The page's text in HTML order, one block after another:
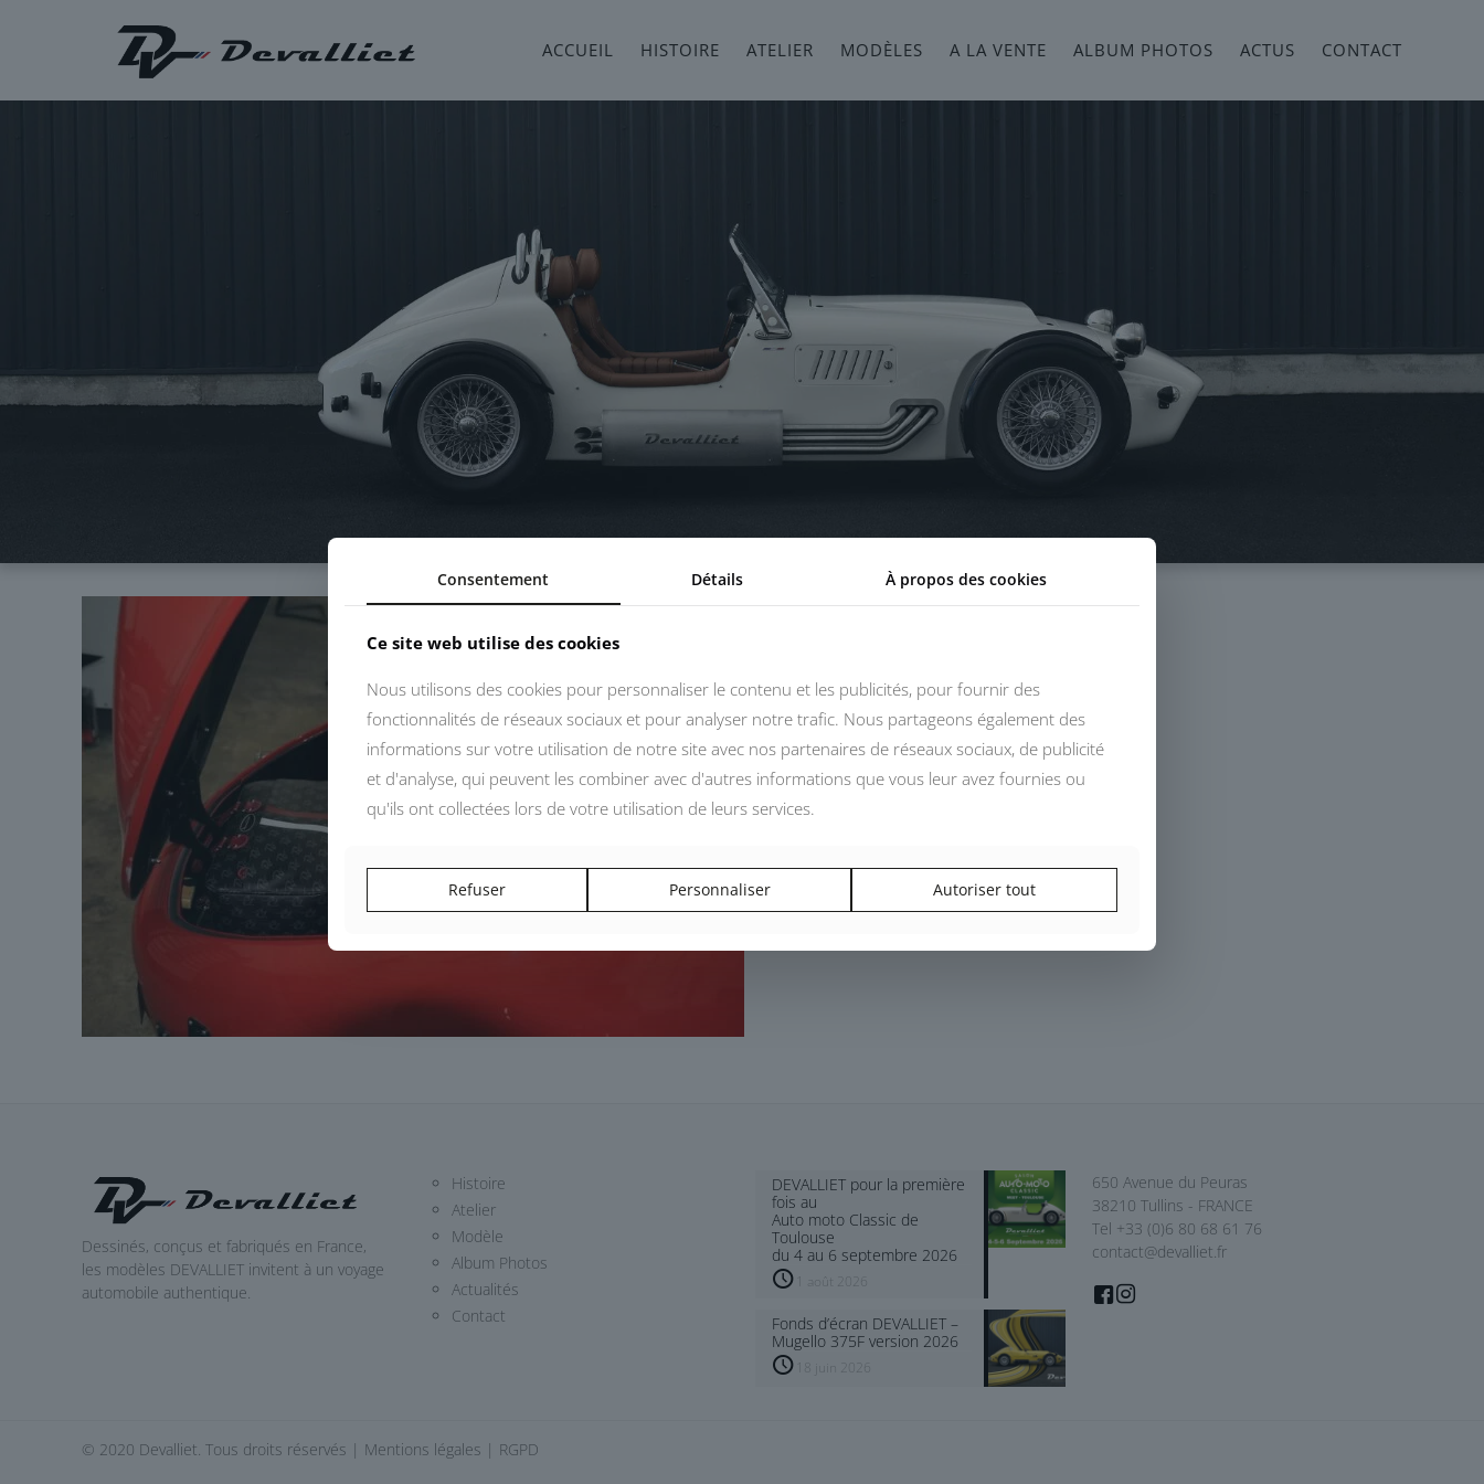
ACCUEIL HISTOIRE ATELIER MODÈLES A LA VENTE ALBUM PHOTOS ACTUS CONTACT
Dessinés, conçus et fabriqués en France,
les modèles DEVALLIET invitent à un voyage
automobile authentique.
Histoire
Atelier
Modèle
Album Photos
Actualités
Contact
DEVALLIET pour la première
fois au
Auto moto Classic de
Toulouse
du 4 au 6 septembre 2026
1 août 2026
Fonds d’écran DEVALLIET –
Mugello 375F version 2026
18 juin 2026
650 Avenue du Peuras
38210 Tullins - FRANCE
Tel +33 (0)6 80 68 61 76
contact@devalliet.fr
© 2020 Devalliet. Tous droits réservés | Mentions légales | RGPD
Consentement Détails À propos des cookies
Ce site web utilise des cookies
Nous utilisons des cookies pour personnaliser le contenu et les publicités, pour fournir des
fonctionnalités de réseaux sociaux et pour analyser notre trafic. Nous partageons également des
informations sur votre utilisation de notre site avec nos partenaires de réseaux sociaux, de publicité
et d'analyse, qui peuvent les combiner avec d'autres informations que vous leur avez fournies ou
qu'ils ont collectées lors de votre utilisation de leurs services.
Refuser Personnaliser Autoriser tout